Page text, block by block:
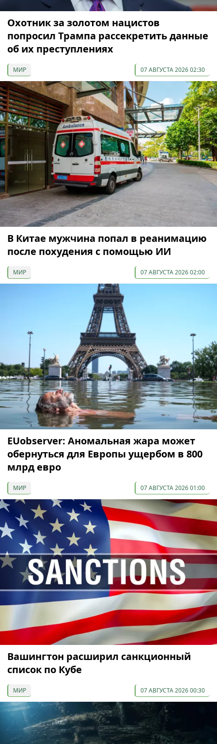
Охотник за золотом нацистов
попросил Трампа рассекретить данные
об их преступлениях
МИР 07 АВГУСТА 2026 02:30
В Китае мужчина попал в реанимацию
после похудения с помощью ИИ
МИР 07 АВГУСТА 2026 02:00
EUobserver: Аномальная жара может
обернуться для Европы ущербом в 800
млрд евро
МИР 07 АВГУСТА 2026 01:00
Вашингтон расширил санкционный
список по Кубе
МИР 07 АВГУСТА 2026 00:30